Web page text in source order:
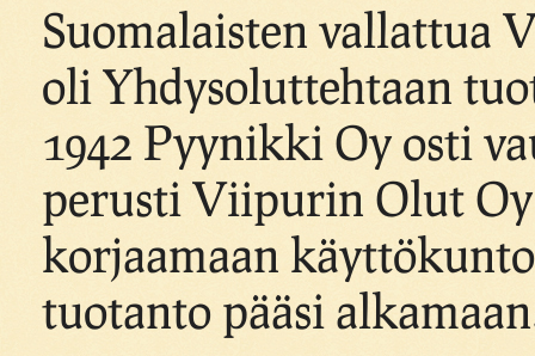
Suomalaisten vallattua
oli Yhdysoluttehtaan
1942 Pyynikki Oy osti
perusti Viipurin Olut
korjaamaan
tuotanto pääsi